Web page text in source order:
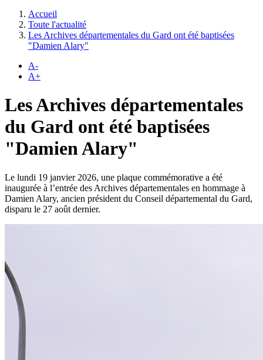
Accueil
Toute l'actualité
Les Archives départementales du Gard ont été baptisées
"Damien Alary"
A-
A+
Les Archives départementales
du Gard ont été baptisées
"Damien Alary"
Le lundi 19 janvier 2026, une plaque commémorative a été
inaugurée à l’entrée des Archives départementales en hommage à
Damien Alary, ancien président du Conseil départemental du Gard,
disparu le 27 août dernier.